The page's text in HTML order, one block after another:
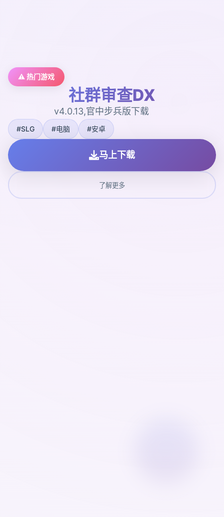
⚠️ 热门游戏
社群审查DX
v4.0.13,官中步兵版下载
#SLG #电脑 #安卓
马上下载
了解更多